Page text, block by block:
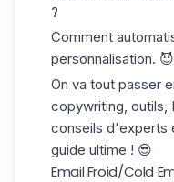
?
Comment
personnalisation. 😈
On va tout passer
copywriting,
conseils d'experts
guide ultime ! 😎
Email Froid/Cold